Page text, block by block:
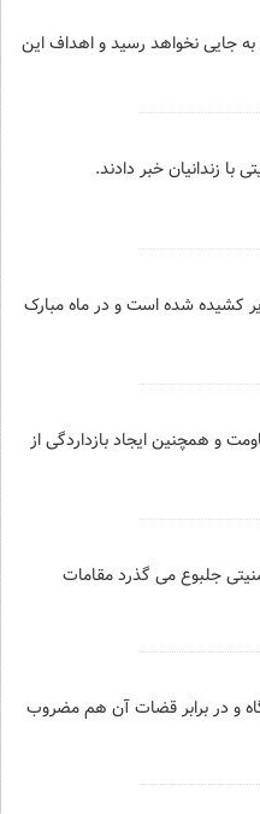
جایی نخواهد رسید و اهداف این
زندانیان خبر دادند.
کشیده شده است و در ماه مبارک
مقاومت و همچنین ایجاد بازداردگی از
فلسطینی از زندان فوق امنیتی جلبوع می گذرد مقامات
و در برابر قضات آن هم مضروب